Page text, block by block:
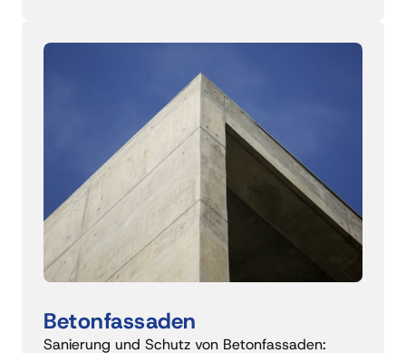
Betonfassaden
Sanierung und Schutz von Betonfassaden: